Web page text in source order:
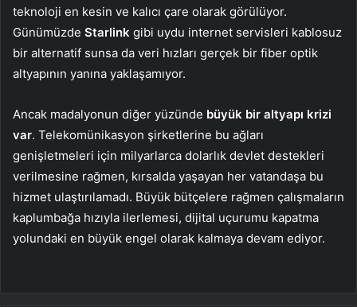
teknoloji en kesin ve kalıcı çare olarak görülüyor.
Günümüzde Starlink gibi uydu internet servisleri kablosuz
bir alternatif sunsa da veri hızları gerçek bir fiber optik
altyapının yanına yaklaşamıyor.
Ancak madalyonun diğer yüzünde büyük bir altyapı krizi
var. Telekomünikasyon şirketlerine bu ağları
genişletmeleri için milyarlarca dolarlık devlet destekleri
verilmesine rağmen, kırsalda yaşayan her vatandaşa bu
hizmet ulaştırılamadı. Büyük bütçelere rağmen çalışmaların
kaplumbağa hızıyla ilerlemesi, dijital uçurumu kapatma
yolundaki en büyük engel olarak kalmaya devam ediyor.